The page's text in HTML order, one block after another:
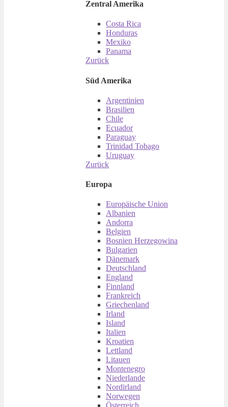
Zentral Amerika
Costa Rica
Honduras
Mexiko
Panama
Zurück
Süd Amerika
Argentinien
Brasilien
Chile
Ecuador
Paraguay
Trinidad Tobago
Uruguay
Zurück
Europa
Europäische Union
Albanien
Andorra
Belgien
Bosnien Herzegowina
Bulgarien
Dänemark
Deutschland
England
Finnland
Frankreich
Griechenland
Irland
Island
Italien
Kroatien
Lettland
Litauen
Montenegro
Niederlande
Nordirland
Norwegen